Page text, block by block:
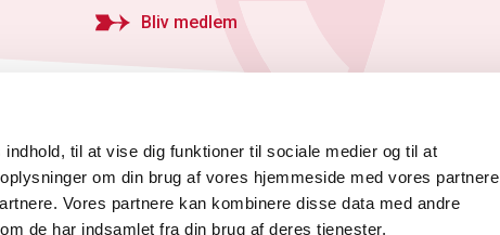
til at vise dig funktioner til sociale medier og til at
om din brug af vores hjemmeside med vores partnere
Vores partnere kan kombinere disse data med andre
de har indsamlet fra din brug af deres tjenester.
Bliv medlem
+45 3311 3063 CVR: 55 74 41 14